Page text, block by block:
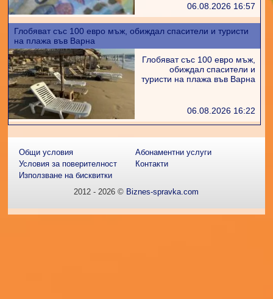
06.08.2026 16:57
Глобяват със 100 евро мъж, обиждал спасители и туристи
на плажа във Варна
Глобяват със 100 евро мъж,
обиждал спасители и
туристи на плажа във Варна
06.08.2026 16:22
Общи условия
Условия за поверителност
Използване на бисквитки
Абонаментни услуги
Контакти
2012 - 2026 © Biznes-spravka.com